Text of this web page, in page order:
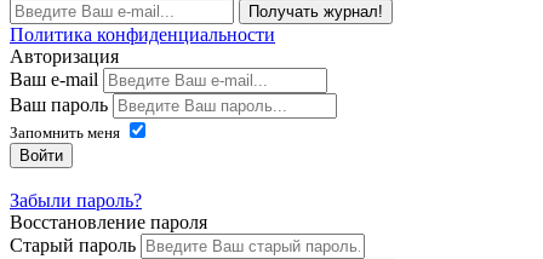
Получать журнал!
Политика конфиденциальности
Авторизация
Ваш e-mail
Ваш пароль
Запомнить меня
Войти
Забыли пароль?
Восстановление пароля
Старый пароль